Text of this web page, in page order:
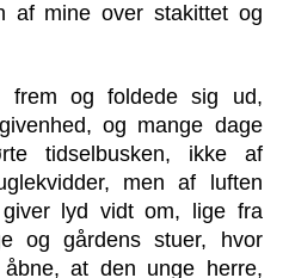
af mine over stakittet og
frem og foldede sig ud,
og mange dage
tidselbusken, ikke af
men af luften
lyd vidt om, lige fra
og gårdens stuer, hvor
at den unge herre,